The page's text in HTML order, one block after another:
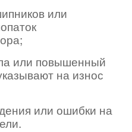
или
или повышенный
на износ
или ошибки на